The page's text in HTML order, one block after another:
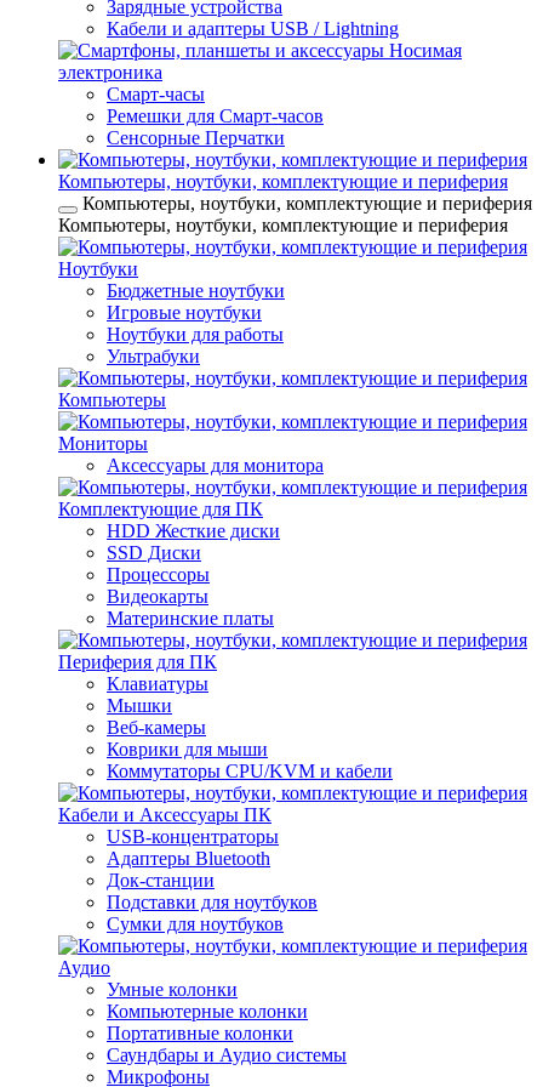
Зарядные устройства
Кабели и адаптеры USB / Lightning
Носимая
электроника
Смарт-часы
Ремешки для Смарт-часов
Сенсорные Перчатки
Компьютеры, ноутбуки, комплектующие и периферия
Компьютеры, ноутбуки, комплектующие и периферия
Компьютеры, ноутбуки, комплектующие и периферия
Ноутбуки
Бюджетные ноутбуки
Игровые ноутбуки
Ноутбуки для работы
Ультрабуки
Компьютеры
Мониторы
Аксессуары для монитора
Комплектующие для ПК
HDD Жесткие диски
SSD Диски
Процессоры
Видеокарты
Материнские платы
Периферия для ПК
Клавиатуры
Мышки
Веб-камеры
Коврики для мыши
Коммутаторы CPU/KVM и кабели
Кабели и Аксессуары ПК
USB-концентраторы
Адаптеры Bluetooth
Док-станции
Подставки для ноутбуков
Сумки для ноутбуков
Аудио
Умные колонки
Компьютерные колонки
Портативные колонки
Саундбары и Аудио системы
Микрофоны